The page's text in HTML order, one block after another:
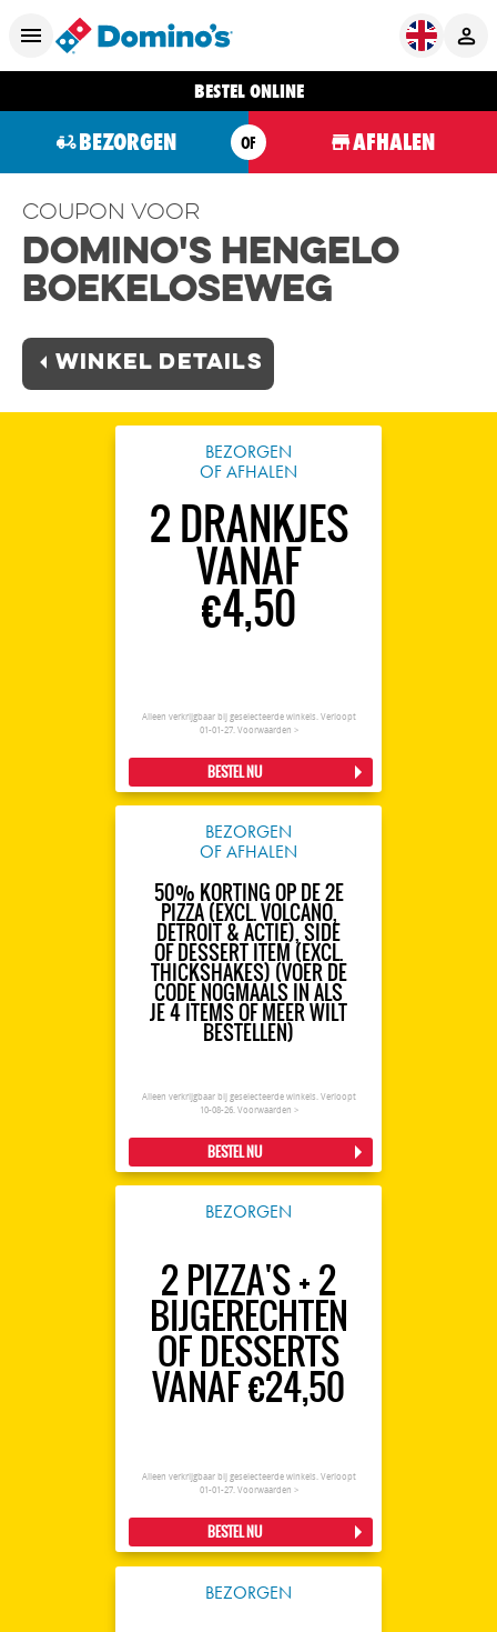
BESTEL ONLINE
BEZORGEN OF AFHALEN
Coupon voor
Domino's Hengelo
Boekeloseweg
Winkel Details
BEZORGEN
OF AFHALEN
2 DRANKJES
VANAF
€4,50
Alleen verkrijgbaar bij geselecteerde winkels. Verloopt
01-01-27. Voorwaarden >
BESTEL NU
BEZORGEN
OF AFHALEN
50% KORTING OP DE 2E
PIZZA (EXCL. VOLCANO,
DETROIT & ACTIE), SIDE
OF DESSERT ITEM (EXCL.
THICKSHAKES) (VOER DE
CODE NOGMAALS IN ALS
JE 4 ITEMS OF MEER WILT
BESTELLEN)
Alleen verkrijgbaar bij geselecteerde winkels. Verloopt
10-08-26. Voorwaarden >
BESTEL NU
BEZORGEN
2 PIZZA'S + 2
BIJGERECHTEN
OF DESSERTS
VANAF €24,50
Alleen verkrijgbaar bij geselecteerde winkels. Verloopt
01-01-27. Voorwaarden >
BESTEL NU
BEZORGEN